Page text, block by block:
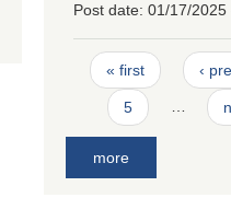
Post date: 01/17/2025
Pages
« first ‹
5 …
more